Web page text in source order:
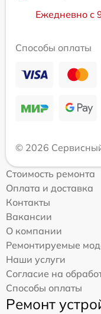
Ежедневно с
Способы оплаты
© 2026
Стоимость ремонта
Оплата и доставка
Контакты
Вакансии
О компании
Ремонтируемые
Наши услуги
Согласие на
Способы оплаты
Ремонт